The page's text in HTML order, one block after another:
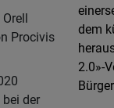
Procivis
der
dem
2.0»-